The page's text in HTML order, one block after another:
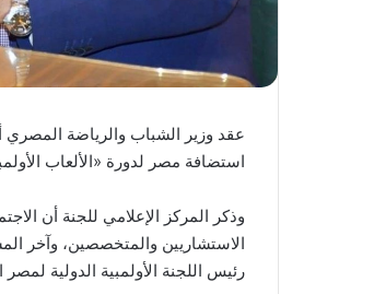
عقد وزير الشباب والرياضة
استضافة مصر لدورة «الألعاب الأولمبية
الاستشاريين والمتخصصين، وآخر
رئيس اللجنة الأولمبية الدولية